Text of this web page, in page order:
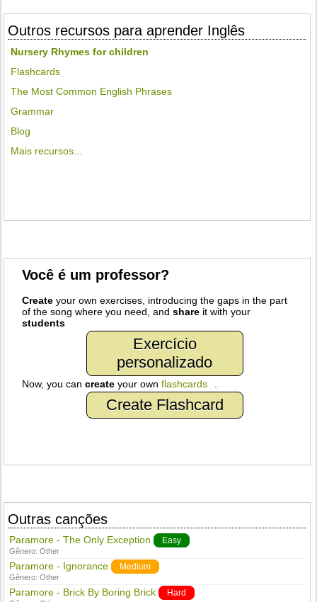
Outros recursos para aprender Inglês
Nursery Rhymes for children
Flashcards
The Most Common English Phrases
Grammar
Blog
Mais recursos...
Você é um professor?
Create your own exercises, introducing the gaps in the part
of the song where you need, andshare it with your
students
Exercício
personalizado
Now, you cancreate your ownflashcards
Create Flashcard
Outras canções
Paramore - The Only Exception Easy
Gênero:Other
Paramore - Ignorance Medium
Gênero:Other
Paramore - Brick By Boring Brick Hard